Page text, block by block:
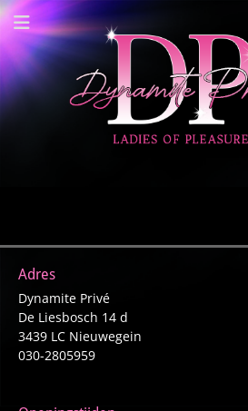
Adres
Dynamite Privé
De Liesbosch 14 d
3439 LC Nieuwegein
030-2805959